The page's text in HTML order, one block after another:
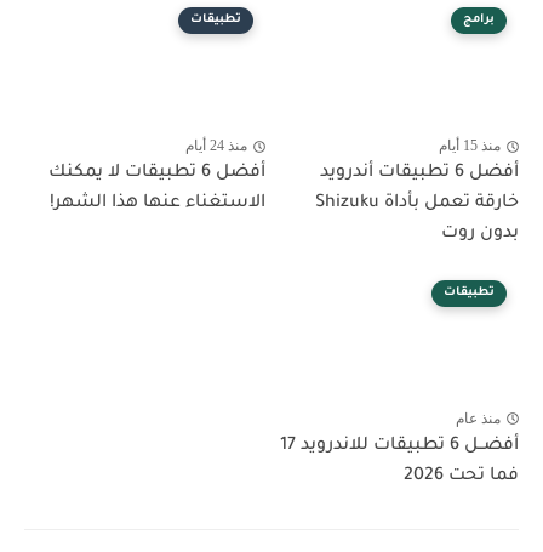
برامج
منذ 15 أيام
أفضل 6 تطبيقات أندرويد
خارقة تعمل بأداة Shizuku
بدون روت
تطبيقات
منذ 24 أيام
أفضل 6 تطبيقات لا يمكنك
الاستغناء عنها هذا الشهر!
تطبيقات
منذ عام
أفضــل 6 تطبيقات للاندرويد 17
فما تحت 2026